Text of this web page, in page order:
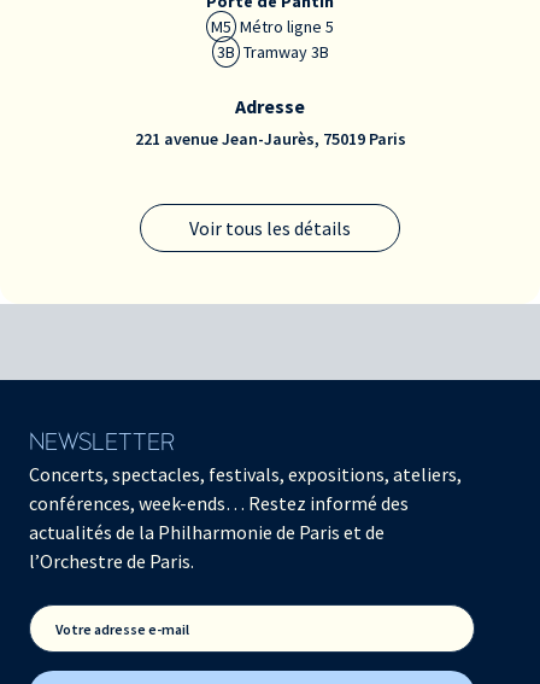
Il est vrai qu’Amour a ses
Voir tous les détails
M5 Métro ligne 5
3B Tramway 3B
Adresse
221 avenue Jean-Jaurès, 75019 Paris
NEWSLETTER
Concerts, spectacles, festivals, expositions, ateliers,
conférences, week-ends… Restez informé des
actualités de la Philharmonie de Paris et de
l’Orchestre de Paris.
Votre adresse e-mail